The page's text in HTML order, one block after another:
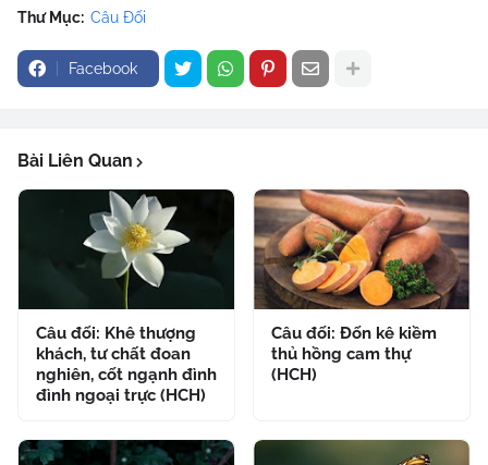
Thư Mục: Câu Đối
Facebook
Bài Liên Quan
Câu đối: Khê thượng
khách, tư chất đoan
nghiên, cốt ngạnh đình
đình ngoại trực (HCH)
Câu đối: Đốn kê kiềm
thủ hồng cam thự
(HCH)